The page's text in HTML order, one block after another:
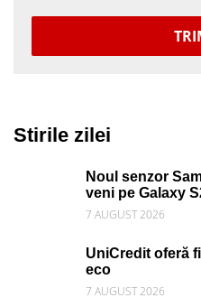
Stirile zilei
Noul senzor
veni pe Galaxy
7 AUGUST 2026
UniCredit oferă
eco
7 AUGUST 2026